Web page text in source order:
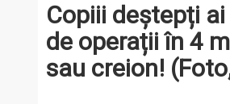
Copiii deștepți
de operații în 4
sau creion!